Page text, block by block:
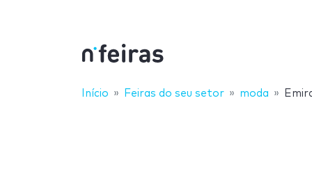
Início Feiras do seu setor moda